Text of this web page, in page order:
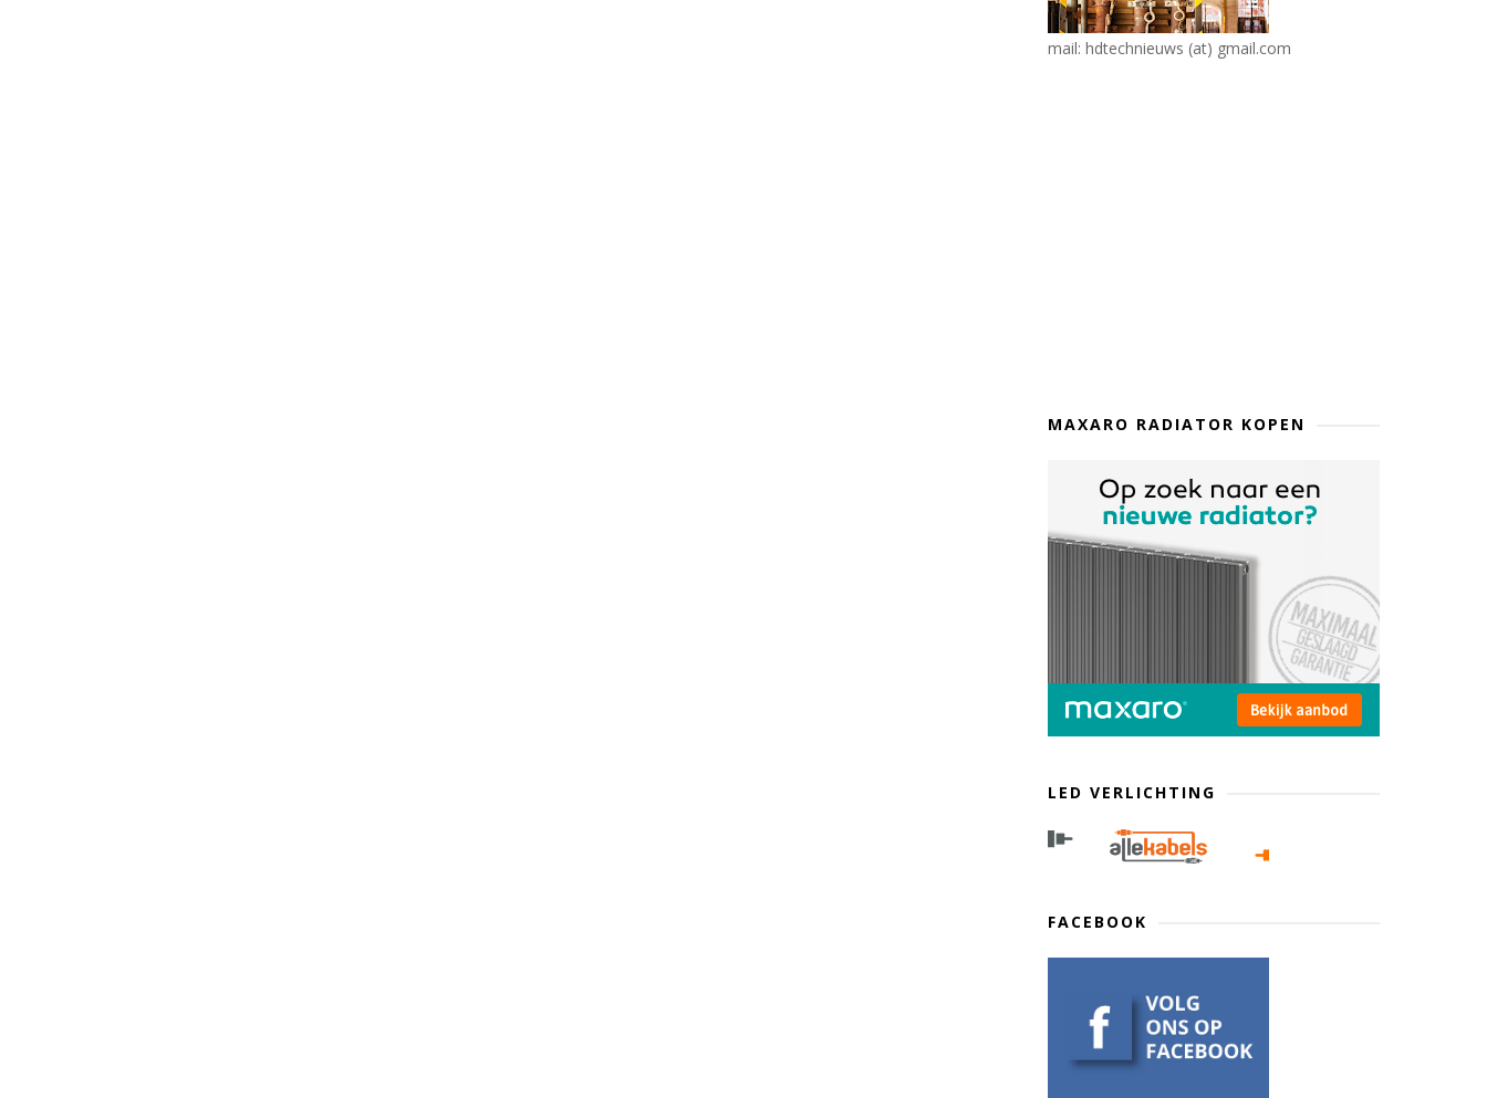
mail: hdtechnieuws (at) gmail.com
MAXARO RADIATOR KOPEN
LED VERLICHTING
FACEBOOK